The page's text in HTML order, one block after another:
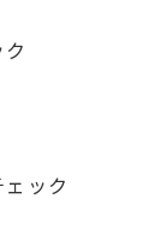
ック